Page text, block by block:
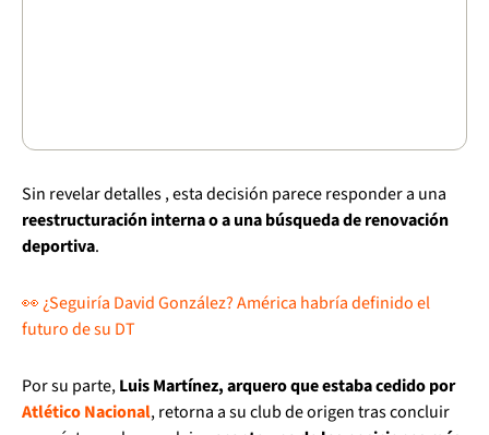
Sin revelar detalles , esta decisión parece responder a una
reestructuración interna o a una búsqueda de renovación
deportiva.
👀 ¿Seguiría David González? América habría definido el
futuro de su DT
Por su parte,Luis Martínez, arquero que estaba cedido por
Atlético Nacional, retorna a su club de origen tras concluir